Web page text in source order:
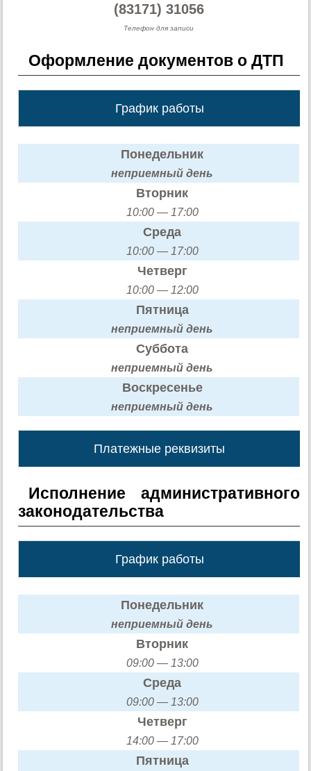
(83171) 31056
Телефон для записи
Оформление документов о ДТП
График работы
Понедельник
неприемный день
Вторник
10:00 — 17:00
Среда
10:00 — 17:00
Четверг
10:00 — 12:00
Пятница
неприемный день
Суббота
неприемный день
Воскресенье
неприемный день
Платежные реквизиты
Исполнение административного
законодательства
График работы
Понедельник
неприемный день
Вторник
09:00 — 13:00
Среда
09:00 — 13:00
Четверг
14:00 — 17:00
Пятница